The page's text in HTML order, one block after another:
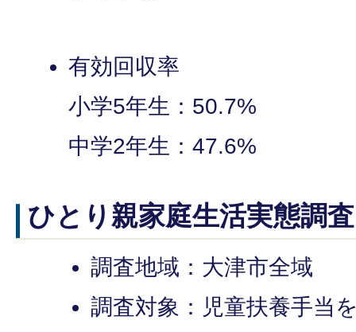
有効回収率
小学5年生：50.7%
中学2年生：47.6%
ひとり親家庭生活実態調査
調査地域：大津市全域
調査対象：児童扶養手当